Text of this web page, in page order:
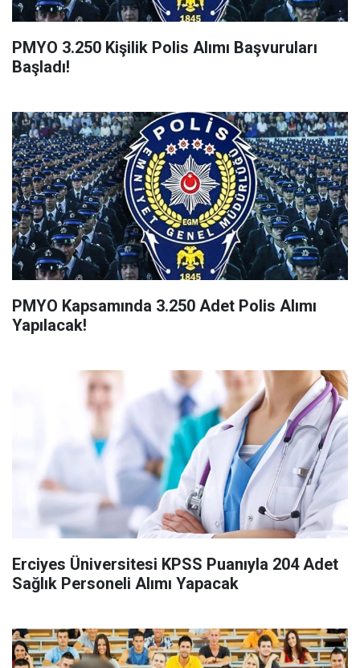
PMYO 3.250 Kişilik Polis Alımı Başvuruları
Başladı!
PMYO Kapsamında 3.250 Adet Polis Alımı
Yapılacak!
Erciyes Üniversitesi KPSS Puanıyla 204 Adet
Sağlık Personeli Alımı Yapacak